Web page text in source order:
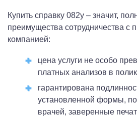
Купить справку 082у – значит,
преимущества сотрудничества с
компанией:
цена услуги не особо
платных анализов в
гарантирована
установленной формы,
врачей, заверенные